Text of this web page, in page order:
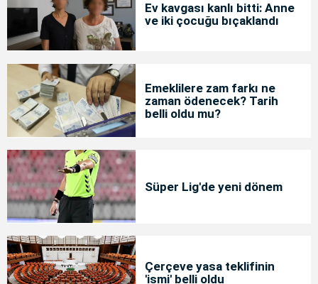
Ev kavgası kanlı bitti: Anne
ve iki çocuğu bıçaklandı
Emeklilere zam farkı ne
zaman ödenecek? Tarih
belli oldu mu?
Süper Lig'de yeni dönem
Çerçeve yasa teklifinin
'ismi' belli oldu